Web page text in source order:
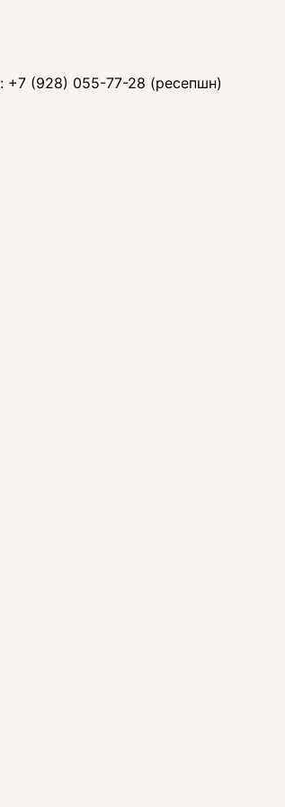
+7 (928) 055-77-28 (ресепшн)